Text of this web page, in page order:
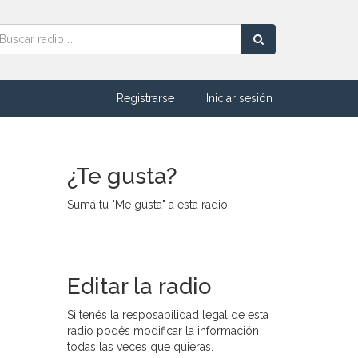
Registrarse Iniciar sesión
¿Te gusta?
Sumá tu "Me gusta" a esta radio.
Editar la radio
Si tenés la resposabilidad legal de esta
radio podés modificar la información
todas las veces que quieras.